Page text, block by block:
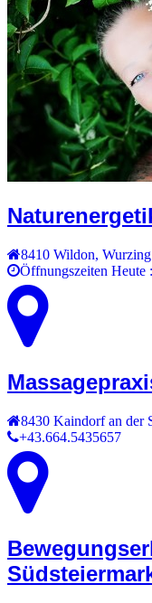
8410 Wildon Wurzing
Öffnungszeiten Heute :
8430 Kaindorf an der
+43.664.5435657